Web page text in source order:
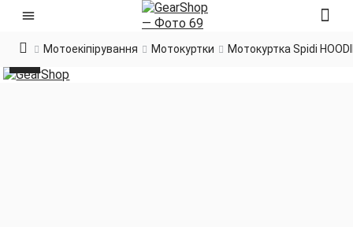
Мотоекіпірування Мотокуртки Мотокуртка Spidi